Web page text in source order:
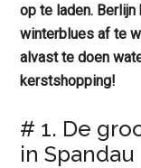
op te laden.
winterblues af te
alvast te doen
kerstshopping!
# 1. De
in Spandau